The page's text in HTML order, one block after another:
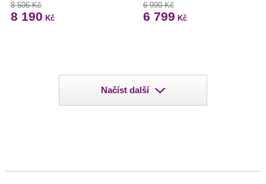
8 506 Kč
8 190 Kč
6 990 Kč
6 799 Kč
Načíst další